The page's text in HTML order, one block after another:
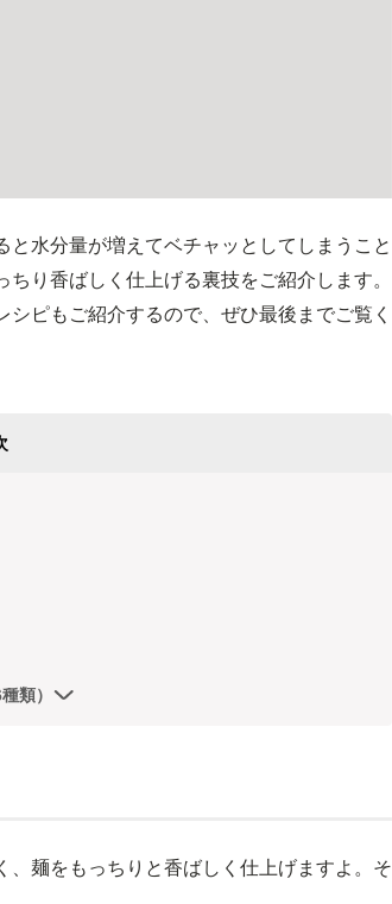
水分量が増えてベチャッとしてしまうこと
り香ばしく仕上げる裏技をご紹介します。
ピもご紹介するので、ぜひ最後までご覧く
類）
麺をもっちりと香ばしく仕上げますよ。そ